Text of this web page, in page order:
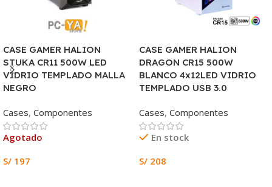
CASE GAMER HALION
STUKA CR11 500W LED
VIDRIO TEMPLADO MALLA
NEGRO
Cases, Componentes
Agotado
S/ 197
CASE GAMER HALION
DRAGON CR15 500W
BLANCO 4x12LED VIDRIO
TEMPLADO USB 3.0
Cases, Componentes
En stock
S/ 208